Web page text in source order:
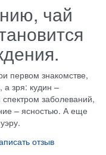
чай
первом знакомстве,
а зря: кудин –
заболеваний,
– ясностью. А еще
отзыв